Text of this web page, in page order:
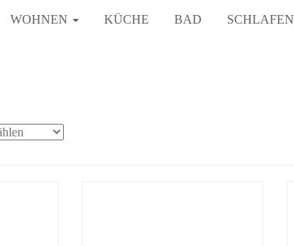
WOHNEN KÜCHE BAD SCHLAFEN